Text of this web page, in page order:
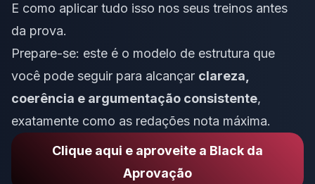
E como aplicar tudo isso nos seus treinos antes
da prova.
Prepare-se: este é o modelo de estrutura que
você pode seguir para alcançar clareza,
coerência e argumentação consistente,
exatamente como as redações nota máxima.
Clique aqui e aproveite a Black da
Aprovação